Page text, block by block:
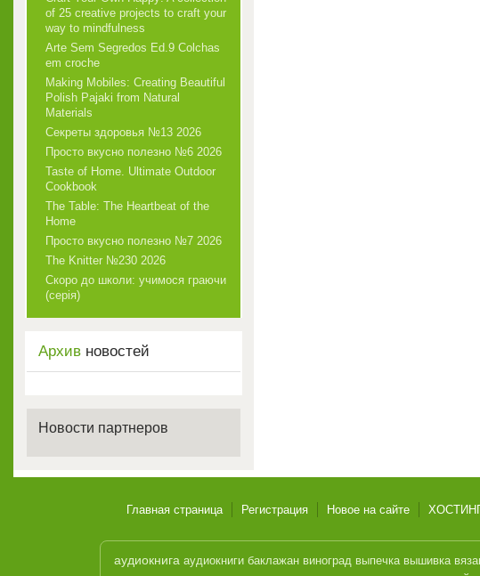
of 25 creative projects to craft your
way to mindfulness
Arte Sem Segredos Ed.9 Colchas
em croche
Making Mobiles: Creating Beautiful
Polish Pajaki from Natural
Materials
Секреты здоровья №13 2026
Просто вкусно полезно №6 2026
Taste of Home. Ultimate Outdoor
Cookbook
The Table: The Heartbeat of the
Home
Просто вкусно полезно №7 2026
The Knitter №230 2026
Скоро до школи: учимося граючи
(серія)
Архив новостей
Новости партнеров
Главная страница Регистрация Новое на сайте
аудиокнига аудиокниги баклажан виноград выпечка вышивка